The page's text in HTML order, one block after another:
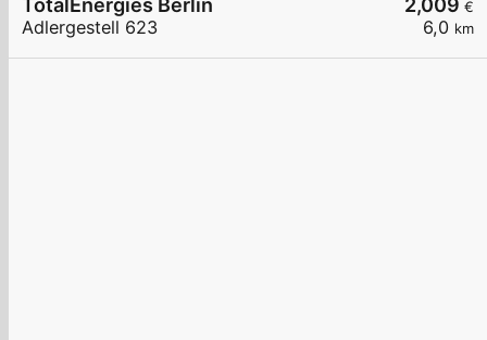
2,009 €
6,0 km
TotalEnergies Berlin
Adlergestell 623